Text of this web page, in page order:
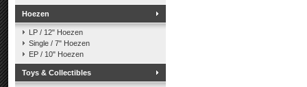
Hoezen
LP / 12" Hoezen
Single / 7" Hoezen
EP / 10" Hoezen
Toys & Collectibles